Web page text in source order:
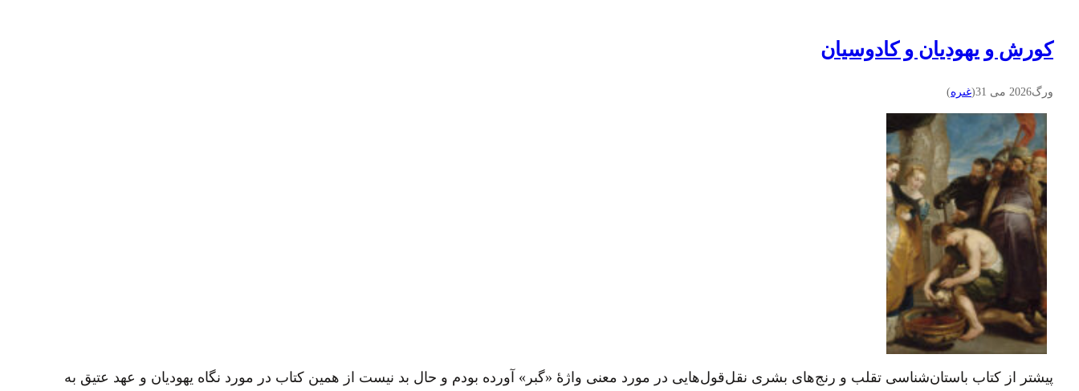
کورش و یهودیان و کادوسیان
ورگ2026 می 31 (غىره)
پیشتر از کتاب باستان‌شناسی تقلب و رنج‌های بشری نقل‌قول‌هایی در مورد معنی واژهٔ «گبر»‌ آورده بودم و حال بد نیست از همین کتاب در مورد نگاه یهودیان و عهد عتیق به